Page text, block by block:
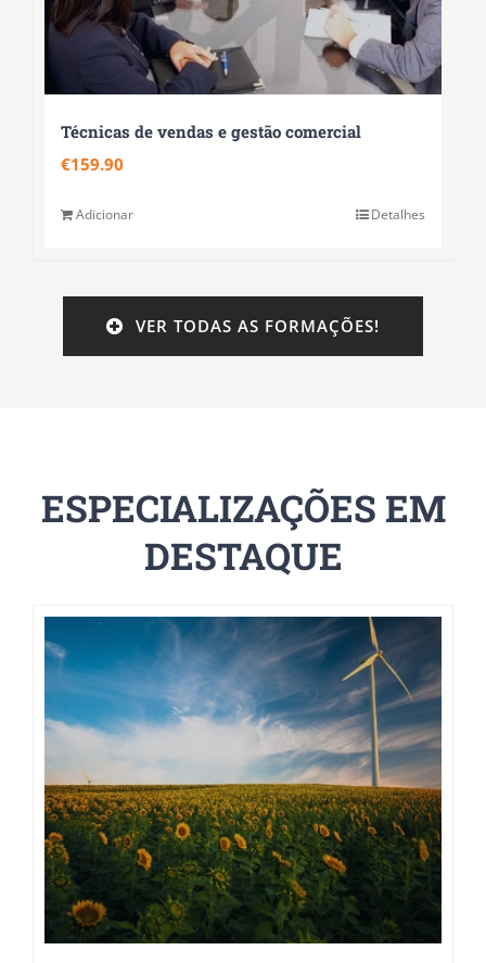
Técnicas de vendas e gestão comercial
€159.90
Adicionar Detalhes
VER TODAS AS FORMAÇÕES!
ESPECIALIZAÇÕES EM
DESTAQUE